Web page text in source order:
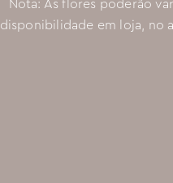
Nota: As flores poderão
disponibilidade em loja, no